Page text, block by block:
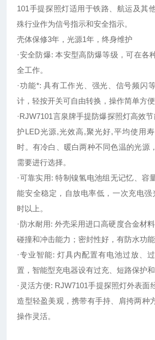
101手提探照灯适用于铁路、航运及其
殊行业作为信号指示和安全指示。
壳体保修3年，光源1年，终身维护
·安全防爆: 本安型高防爆等级，可在各
全工作。
·功能*: 具有工作光、强光、信号频闪
计，轻按开关可自由转换，操作简单方便
·RJW7101言泉牌手提防爆探照灯高效
护LED光源,光效高,聚光好,平均使用
时。有冷白、暖白两种不同色温的光源
需要进行选择。
·可靠实用: 特制镍氢电池组无记忆、容
能安全稳定，自放电率低，一次充电强
时以上。
·防水耐用: 外壳采用进口高硬度合金材
碰撞和冲击能力；密封性好，有防水功能
·专业智能: 灯具内配置有电池过放、
置，智能型充电器设有过充、短路保护和
·灵活方便: RJW7101手提探照灯外表面
造型轻盈美观，携带有手持、肩挎两种
操作灵活。